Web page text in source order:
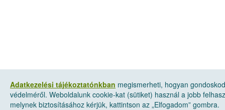
Adatkezelési tájékoztatónkban megismerheti, hogyan
védelméről. Weboldalunk cookie-kat (sütiket) használ a jobb
melynek biztosításához kérjük, kattintson az „Elfogadom” gombra.